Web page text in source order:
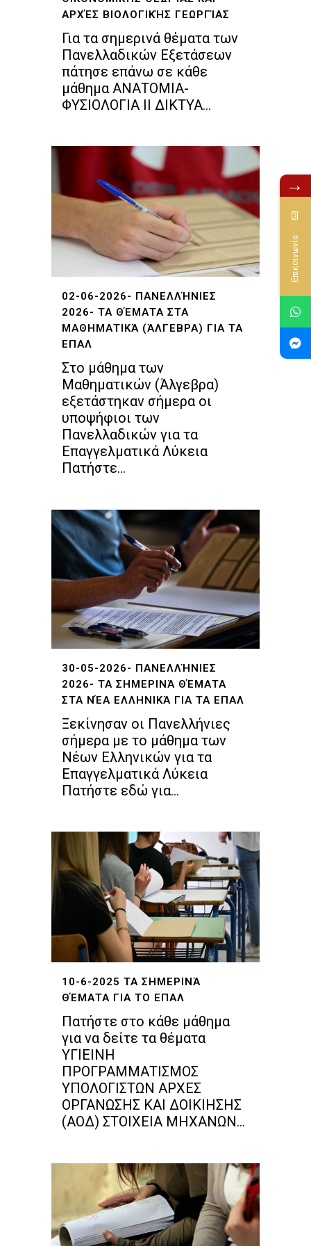
ΑΡΧΈΣ ΒΙΟΛΟΓΙΚΉΣ ΓΕΩΡΓΊΑΣ
Για τα σημερινά θέματα των
Πανελλαδικών Εξετάσεων
πάτησε επάνω σε κάθε
μάθημα ΑΝΑΤΟΜΙΑ-
ΦΥΣΙΟΛΟΓΙΑ II ΔΙΚΤΥΑ...
02-06-2026- ΠΑΝΕΛΛΉΝΙΕΣ
2026- ΤΑ ΘΈΜΑΤΑ ΣΤΑ
ΜΑΘΗΜΑΤΙΚΆ (ΆΛΓΕΒΡΑ) ΓΙΑ ΤΑ
ΕΠΑΛ
Στο μάθημα των
Μαθηματικών (Άλγεβρα)
εξετάστηκαν σήμερα οι
υποψήφιοι των
Πανελλαδικών για τα
Επαγγελματικά Λύκεια
Πατήστε...
30-05-2026- ΠΑΝΕΛΛΉΝΙΕΣ
2026- ΤΑ ΣΗΜΕΡΙΝΆ ΘΈΜΑΤΑ
ΣΤΑ ΝΈΑ ΕΛΛΗΝΙΚΆ ΓΙΑ ΤΑ ΕΠΑΛ
Ξεκίνησαν οι Πανελλήνιες
σήμερα με το μάθημα των
Νέων Ελληνικών για τα
Επαγγελματικά Λύκεια
Πατήστε εδώ για...
10-6-2025 ΤΑ ΣΗΜΕΡΙΝΆ
ΘΈΜΑΤΑ ΓΙΑ ΤΟ ΕΠΑΛ
Πατήστε στο κάθε μάθημα
για να δείτε τα θέματα
ΥΓΙΕΙΝΗ
ΠΡΟΓΡΑΜΜΑΤΙΣΜΟΣ
ΥΠΟΛΟΓΙΣΤΩΝ ΑΡΧΕΣ
ΟΡΓΑΝΩΣΗΣ ΚΑΙ ΔΟΙΚΙΗΣΗΣ
(ΑΟΔ) ΣΤΟΙΧΕΙΑ ΜΗΧΑΝΩΝ...
→
Επικοινωνία